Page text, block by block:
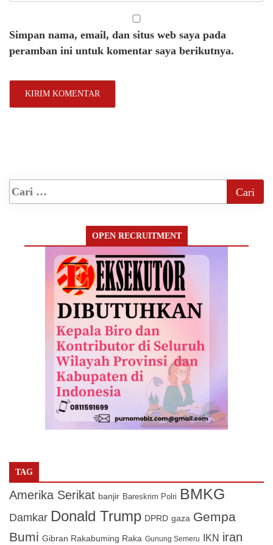
Simpan nama, email, dan situs web saya pada
peramban ini untuk komentar saya berikutnya.
OPEN RECRUITMENT
TAG
Amerika Serikat banjir Bareskrim Polri BMKG
Damkar Donald Trump DPRD gaza Gempa
Bumi Gibran Rakabuming Raka Gunung Semeru IKN iran